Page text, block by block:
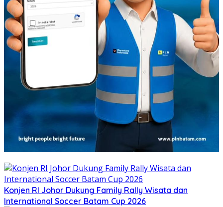
Konjen RI Johor Dukung Family Rally Wisata dan
International Soccer Batam Cup 2026